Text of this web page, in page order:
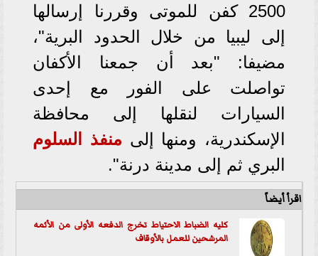
2500 كفن للموتى وقررنا إرسالها
إلى ليبيا من خلال الحدود البرية"،
مضيفا: "بعد أن جمعنا الأكفان
تواصلت على الفور مع إحدى
السيارات لنقلها إلى محافظة
الإسكندرية، ومنها إلى منفذ
السلوم
البري ثم إلى مدينة درنة".
اقرأ أيضاً
كليه الضباط الاحتياط تخرج الدفعه الأولى من الأئمه
المرشحين للعمل بالأوقاف